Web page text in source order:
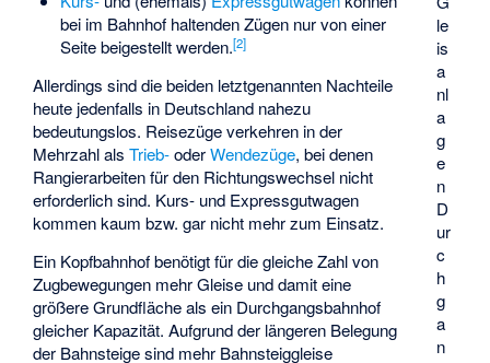
le
is
a
nl
a
g
e
n
D
ur
c
h
g
a
n
bei im Bahnhof haltenden Zügen nur von einer
Seite beigestellt werden.[2]
Allerdings sind die beiden letztgenannten Nachteile
heute jedenfalls in Deutschland nahezu
bedeutungslos. Reisezüge verkehren in der
Mehrzahl alsTrieb-oderWendezüge, bei denen
Rangierarbeiten für den Richtungswechsel nicht
erforderlich sind. Kurs- und Expressgutwagen
kommen kaum bzw. gar nicht mehr zum Einsatz.
Ein Kopfbahnhof benötigt für die gleiche Zahl von
Zugbewegungen mehr Gleise und damit eine
größere Grundfläche als ein Durchgangsbahnhof
gleicher Kapazität. Aufgrund der längeren Belegung
der Bahnsteige sind mehr Bahnsteiggleise